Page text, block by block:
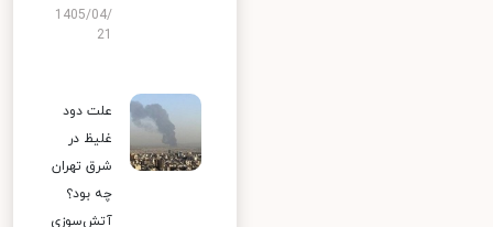
1405/04/
علت دود
غلیظ در
شرق تهران
چه بود؟
آتش‌سوزی